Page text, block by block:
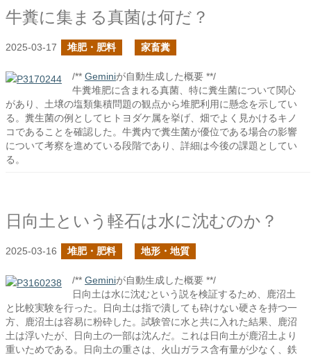
牛糞に集まる真菌は何だ？
2025-03-17 堆肥・肥料 家畜糞
/** Geminiが自動生成した概要 **/
牛糞堆肥に含まれる真菌、特に糞生菌について関心
があり、土壌の塩類集積問題の観点から堆肥利用に懸念を示してい
る。糞生菌の例としてヒトヨダケ属を挙げ、畑でよく見かけるキノ
コであることを確認した。牛糞内で糞生菌が優位である場合の影響
について考察を進めている段階であり、詳細は今後の課題としてい
る。
日向土という軽石は水に沈むのか？
2025-03-16 堆肥・肥料 地形・地質
/** Geminiが自動生成した概要 **/
日向土は水に沈むという説を検証するため、鹿沼土
と比較実験を行った。日向土は指で潰しても砕けない硬さを持つ一
方、鹿沼土は容易に粉砕した。試験管に水と共に入れた結果、鹿沼
土は浮いたが、日向土の一部は沈んだ。これは日向土が鹿沼土より
重いためである。日向土の重さは、火山ガラス含有量が少なく、鉄